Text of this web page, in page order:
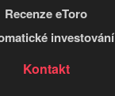
Recenze eToro
investování
Kontakt